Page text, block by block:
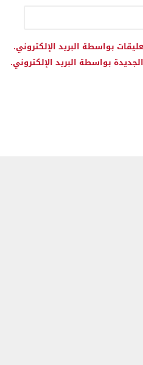
بواسطة البريد الإلكتروني.
بواسطة البريد الإلكتروني.